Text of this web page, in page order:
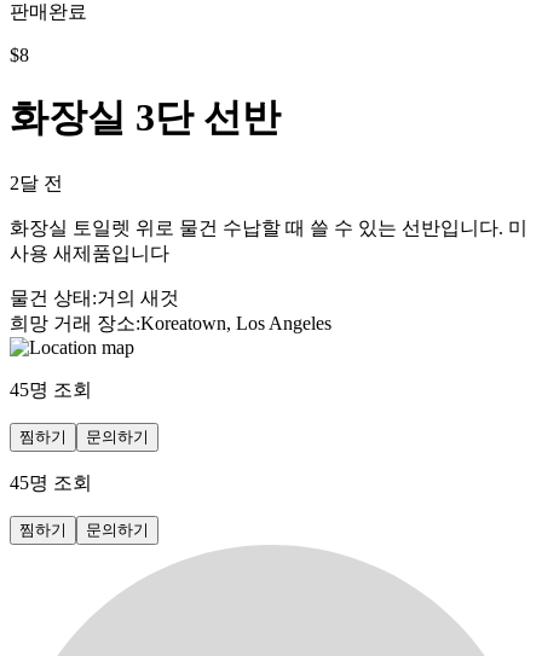
판매완료
$8
화장실 3단 선반
2달 전
화장실 토일렛 위로 물건 수납할 때 쓸 수 있는 선반입니다. 미
사용 새제품입니다
물건 상태 :거의 새것
희망 거래 장소:Koreatown, Los Angeles
45명 조회
찜하기 문의하기
45명 조회
찜하기 문의하기